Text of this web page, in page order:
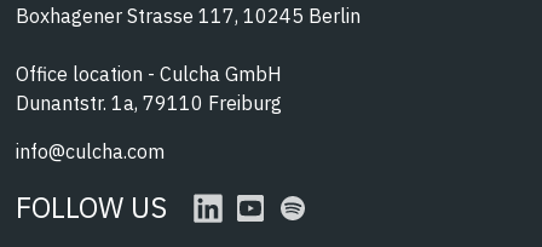
Boxhagener Strasse 117, 10245 Berlin
Office location - Culcha GmbH
Dunantstr. 1a, 79110 Freiburg
info@culcha.com
FOLLOW US